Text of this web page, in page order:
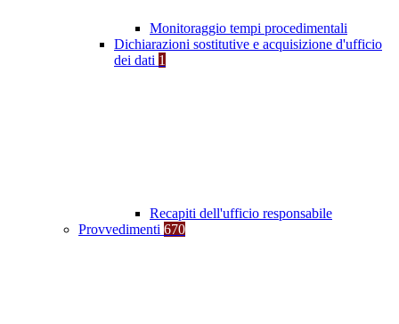
Monitoraggio tempi procedimentali
Dichiarazioni sostitutive e acquisizione d'ufficio
dei dati 1
Recapiti dell'ufficio responsabile
Provvedimenti 670